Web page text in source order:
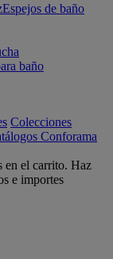
Espejos de baño
baño
Colecciones
Conforama
en el carrito. Haz
e importes